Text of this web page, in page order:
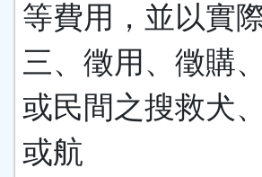
等費用，並以實
三、徵用、徵購
或民間之搜救犬
或航